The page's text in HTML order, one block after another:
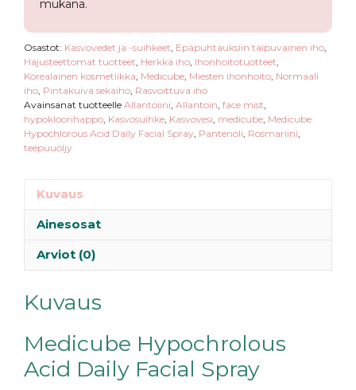
mukana.
Osastot: Kasvovedet ja -suihkeet Epäpuhtauksiin taipuvainen iho
Hajusteettomat tuotteet Herkkä iho Ihonhoitotuotteet
Korealainen kosmetiikka Medicube Miesten ihonhoito Normaali
iho Pintakuiva sekaiho Rasvoittuva iho
Avainsanat tuotteelle Allantoiini Allantoin face mist
hypokloorihappo Kasvosuihke Kasvovesi medicube Medicube
Hypochlorous Acid Daily Facial Spray Pantenoli Rosmariini
teepuuöljy
Kuvaus
Ainesosat
Arviot (0)
Kuvaus
Medicube Hypochrolous
Acid Daily Facial Spray